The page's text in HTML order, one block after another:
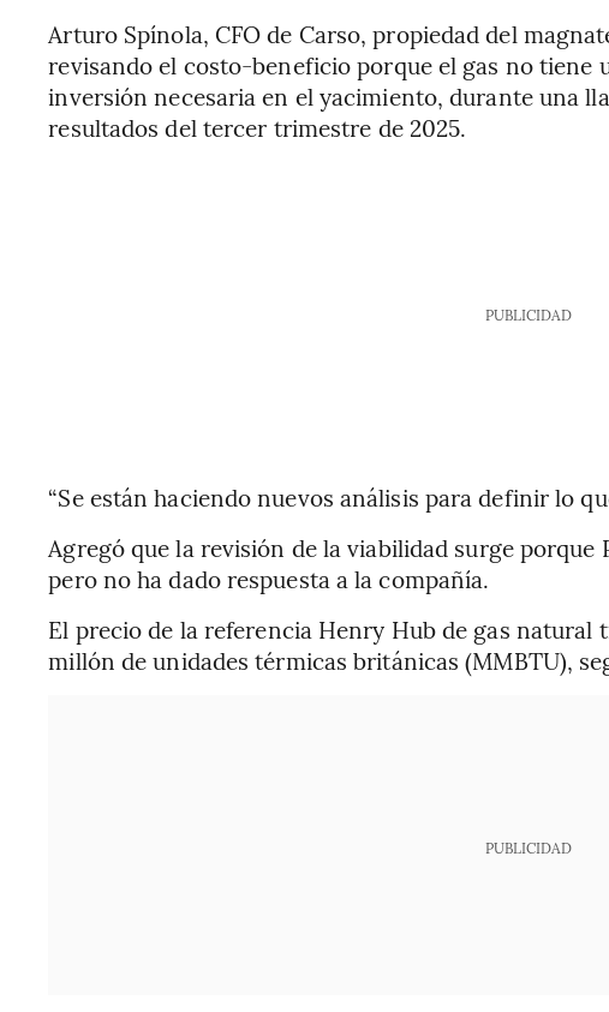
Arturo Spínola, CFO de Carso, propiedad del
revisando el costo-beneficio porque el gas no tiene
inversión necesaria en el yacimiento, durante una
resultados del tercer trimestre de 2025.
PUBLICIDAD
“Se están haciendo nuevos análisis para definir lo
Agregó que la revisión de la viabilidad surge porque
pero no ha dado respuesta a la compañía.
El precio de la referencia Henry Hub de gas natural
millón de unidades térmicas británicas (MMBTU),
PUBLICIDAD